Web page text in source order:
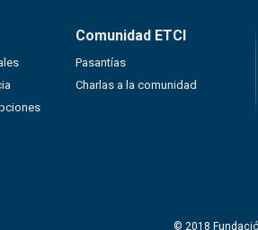
Comunidad ETCI
Pasantías
Charlas a la comunidad
© 2018